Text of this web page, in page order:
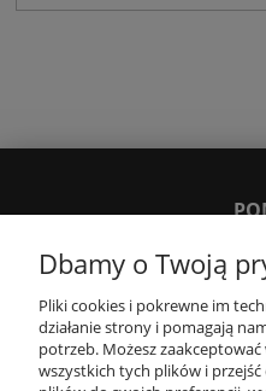
MOJE
Dbamy o Twoją
Pliki cookies i pokrewne im
działanie strony i pomagają
potrzeb. Możesz
wszystkich tych plików i